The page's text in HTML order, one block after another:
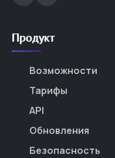
Продукт
Возможности
Тарифы
API
Обновления
Безопасность